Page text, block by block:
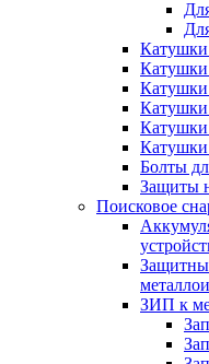
Катушки
Болты
Защиты
Поисковое
ЗИП к